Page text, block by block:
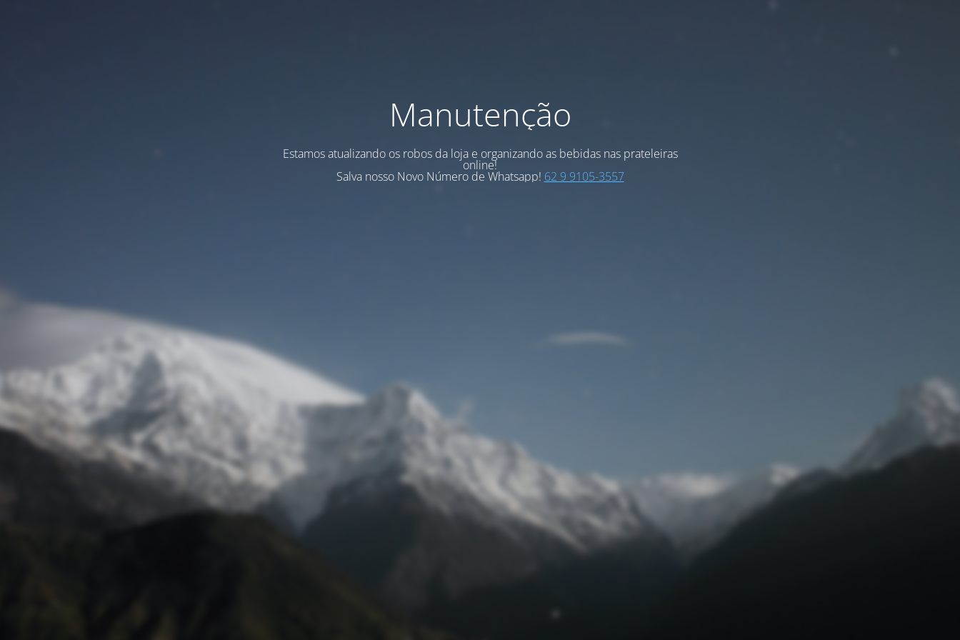
Manutenção
Estamos atualizando os robos da loja e organizando as bebidas nas prateleiras
online!
Salva nosso Novo Número de Whatsapp! 62 9 9105-3557